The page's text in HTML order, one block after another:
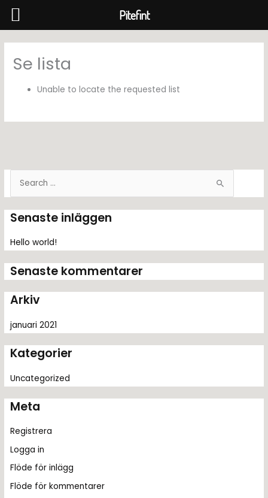
innehåll
k
f
e
r
:
Senaste inläggen
Hello world!
Senaste kommentarer
Arkiv
januari 2021
Kategorier
Uncategorized
Meta
Registrera
Logga in
Flöde för inlägg
Flöde för kommentarer
Se lista
Unable to locate the requested list
Pitefint